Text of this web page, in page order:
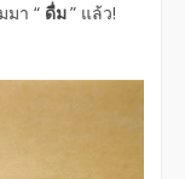
า “ ดื่ม” แล้ว!